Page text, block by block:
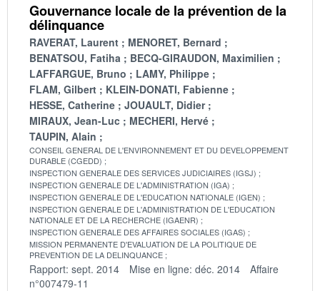
Gouvernance locale de la prévention de la
délinquance
RAVERAT, Laurent
MENORET, Bernard
BENATSOU, Fatiha
BECQ-GIRAUDON, Maximilien
LAFFARGUE, Bruno
LAMY, Philippe
FLAM, Gilbert
KLEIN-DONATI, Fabienne
HESSE, Catherine
JOUAULT, Didier
MIRAUX, Jean-Luc
MECHERI, Hervé
TAUPIN, Alain
CONSEIL GENERAL DE L'ENVIRONNEMENT ET DU DEVELOPPEMENT
DURABLE (CGEDD)
INSPECTION GENERALE DES SERVICES JUDICIAIRES (IGSJ)
INSPECTION GENERALE DE L'ADMINISTRATION (IGA)
INSPECTION GENERALE DE L'EDUCATION NATIONALE (IGEN)
INSPECTION GENERALE DE L'ADMINISTRATION DE L'EDUCATION
NATIONALE ET DE LA RECHERCHE (IGAENR)
INSPECTION GENERALE DES AFFAIRES SOCIALES (IGAS)
MISSION PERMANENTE D'EVALUATION DE LA POLITIQUE DE
PREVENTION DE LA DELINQUANCE
Rapport: sept. 2014 Mise en ligne: déc. 2014
Affaire
n°007479-11